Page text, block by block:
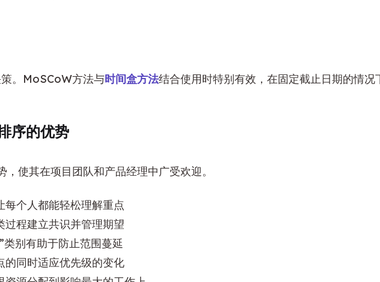
。MoSCoW方法与时间盒方法结合使用时特别有效，在固定截止日期的情况
序的优势
使其在项目团队和产品经理中广受欢迎。
每个人都能轻松理解重点
过程建立共识并管理期望
类别有助于防止范围蔓延
的同时适应优先级的变化